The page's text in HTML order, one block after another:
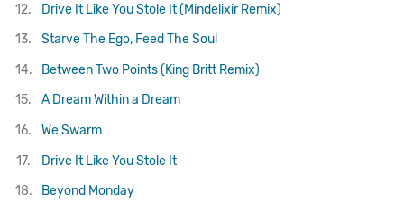
12.
Drive It Like You Stole It (Mindelixir Remix)
13.
Starve The Ego, Feed The Soul
14.
Between Two Points (King Britt Remix)
15.
A Dream Within a Dream
16.
We Swarm
17.
Drive It Like You Stole It
18.
Beyond Monday